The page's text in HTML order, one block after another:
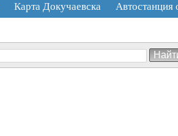
Карта Докучаевска Автостанция